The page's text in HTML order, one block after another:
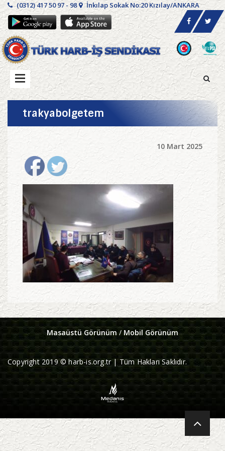
(0312) 417 50 97 - 98 İnkılap Sokak No:20 Kızılay/ANKARA
trakyabolgetem
10 Mart 2025
Masaüstü Görünüm/ Mobil Görünüm
Copyright 2019 © harb-is.org.tr | Tüm Hakları Saklıdır.